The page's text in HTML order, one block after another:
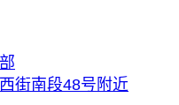
街南段48号附近